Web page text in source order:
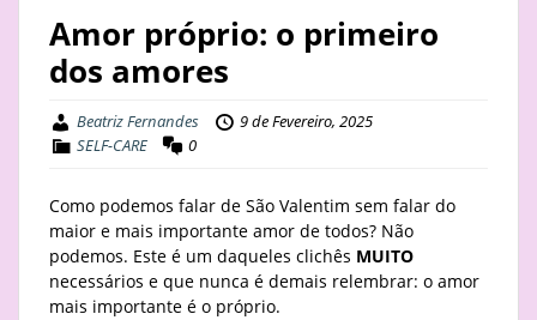
Amor próprio: o primeiro
dos amores
Beatriz Fernandes
9 de Fevereiro, 2025
SELF-CARE
0
Como podemos falar de São Valentim sem falar do
maior e mais importante amor de todos? Não
podemos. Este é um daqueles clichês MUITO
necessários e que nunca é demais relembrar: o amor
mais importante é o próprio.
BUSINESS
ABOUT